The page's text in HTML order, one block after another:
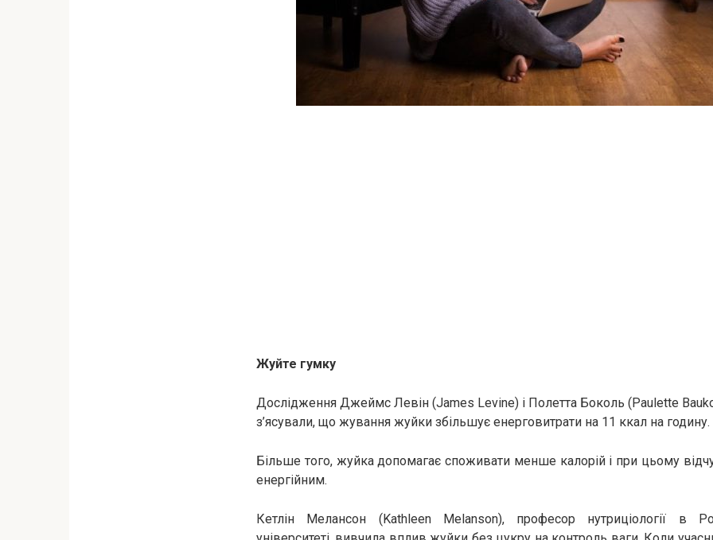
Жуйте гумку
Дослідження Джеймс Левін (James Levine) і Полетта Боколь (Paulette
з’ясували, що жування жуйки збільшує енерговитрати на 11 ккал на годину.
Більше того, жуйка допомагає споживати менше калорій і при цьому
енергійним.
Кетлін Мелансон (Kathleen Melanson), професор нутриціології в